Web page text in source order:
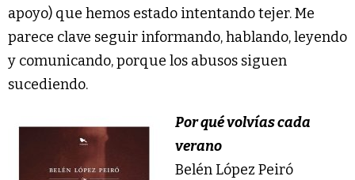
apoyo) que hemos estado intentando tejer. Me
parece clave seguir informando, hablando, leyendo
y comunicando, porque los abusos siguen
sucediendo.
Por qué volvías cada
verano
Belén López Peiró